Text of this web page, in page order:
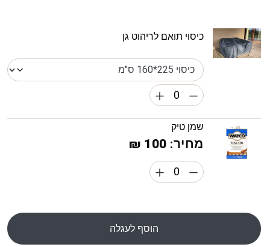
כיסוי תואם לריהוט גן
שמן טיק
מחיר: 100 ₪
הוסף לעגלה